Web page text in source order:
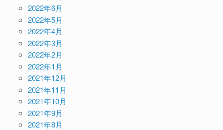
2022年6月
2022年5月
2022年4月
2022年3月
2022年2月
2022年1月
2021年12月
2021年11月
2021年10月
2021年9月
2021年8月